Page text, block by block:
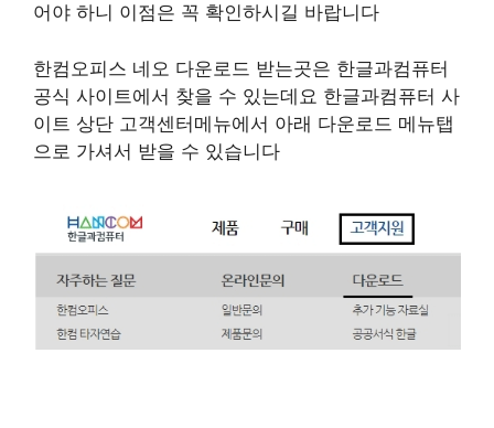
어야 하니 이점은 꼭 확인하시길 바랍니다
한컴오피스 네오 다운로드 받는곳은 한글과컴퓨터
공식 사이트에서 찾을 수 있는데요 한글과컴퓨터 사
이트 상단 고객센터메뉴에서 아래 다운로드 메뉴탭
으로 가셔서 받을 수 있습니다